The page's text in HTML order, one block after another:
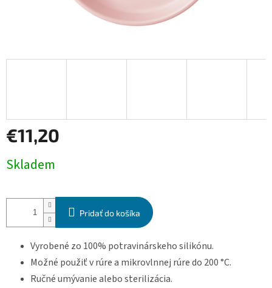
€11,20
cena:
Skladem
Pridať do košíka
Vyrobené zo 100% potravinárskeho silikónu.
Možné použiť v rúre a mikrovlnnej rúre do 200 °C.
Ručné umývanie alebo sterilizácia.